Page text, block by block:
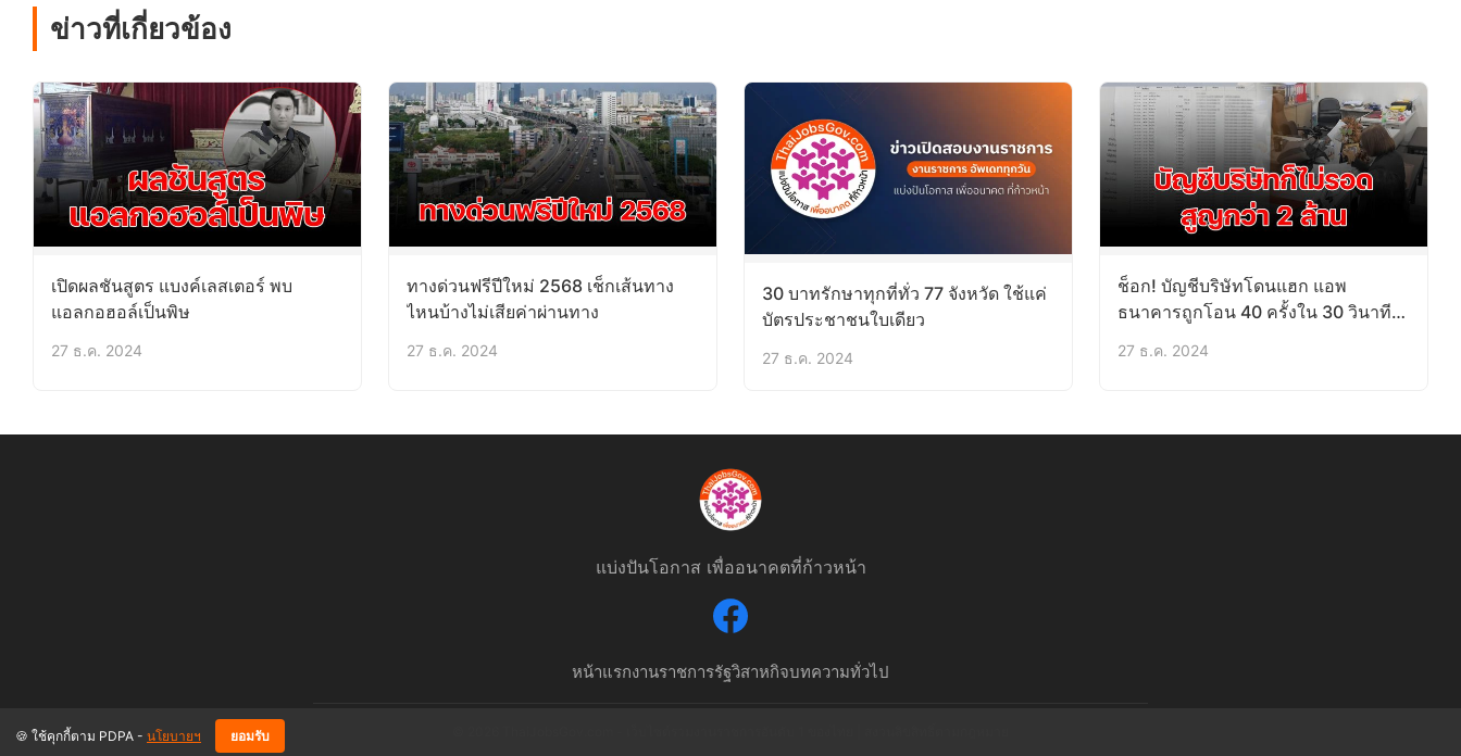
ข่าวที่เกี่ยวข้อง
เปิดผลชันสูตร แบงค์เลสเตอร์ พบ
แอลกอฮอล์เป็นพิษ
27 ธ.ค. 2024
ทางด่วนฟรีปีใหม่ 2568 เช็กเส้นทาง
ไหนบ้างไม่เสียค่าผ่านทาง
27 ธ.ค. 2024
30 บาทรักษาทุกที่ทั่ว 77 จังหวัด ใช้แค่
บัตรประชาชนใบเดียว
27 ธ.ค. 2024
ช็อก! บัญชีบริษัทโดนแฮก แอพ
ธนาคารถูกโอน 40 ครั้งใน 30 วินาที
27 ธ.ค. 2024
แบ่งปันโอกาส เพื่ออนาคตที่ก้าวหน้า
หน้าแรกงานราชการรัฐวิสาหกิจบทความทั่วไป
🍪 ใช้คุกกี้ตาม PDPA - นโยบายฯ ยอมรับ